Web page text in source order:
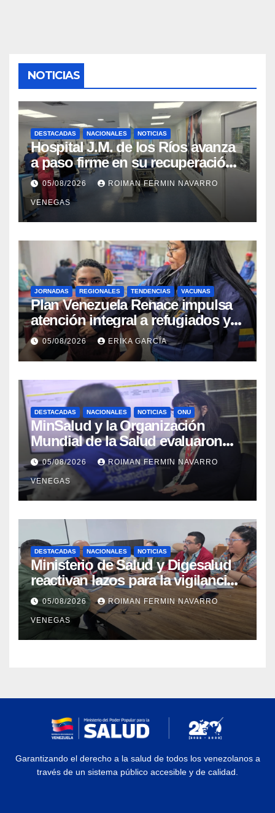
NOTICIAS
DESTACADAS NACIONALES NOTICIAS
Hospital J.M. de los Ríos avanza
a paso firme en su recuperación
tras los recientes eventos
sísmicos
05/08/2026 ROIMAN FERMIN NAVARRO
VENEGAS
JORNADAS REGIONALES TENDENCIAS VACUNAS
​Plan Venezuela Renace impulsa
atención integral a refugiados y
evaluación de vacunación en
Aragua
05/08/2026 ERIKA GARCÍA
DESTACADAS NACIONALES NOTICIAS ONU
MinSalud y la Organización
Mundial de la Salud evaluaron
propuesta técnica integral en
materia de agua saneamiento e
higiene ante contingencia
sísmica
05/08/2026 ROIMAN FERMIN NAVARRO
VENEGAS
DESTACADAS NACIONALES NOTICIAS
Ministerio de Salud y Digesalud
reactivan lazos para la vigilancia
epidemiológica y el control de
enfermedades
05/08/2026 ROIMAN FERMIN NAVARRO
VENEGAS
Garantizando el derecho a la salud de todos los venezolanos a
través de un sistema público accesible y de calidad.